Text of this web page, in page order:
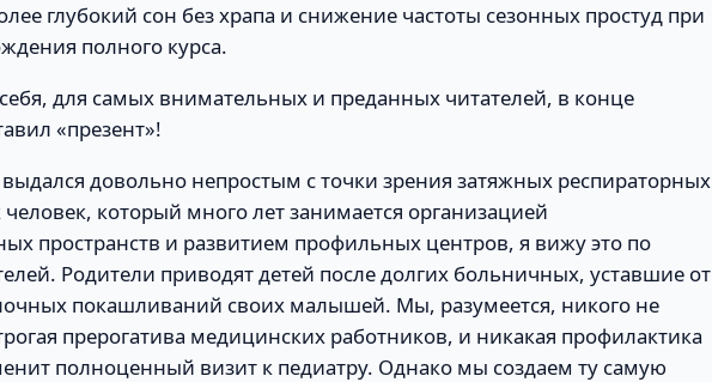
глубокий сон без храпа и снижение частоты сезонных простуд при
полного курса.
для самых внимательных и преданных читателей, в конце
«презент»!
довольно непростым с точки зрения затяжных респираторных
который много лет занимается организацией
пространств и развитием профильных центров, я вижу это по
Родители приводят детей после долгих больничных, уставшие от
покашливаний своих малышей. Мы, разумеется, никого не
прерогатива медицинских работников, и никакая профилактика
полноценный визит к педиатру. Однако мы создаем ту самую